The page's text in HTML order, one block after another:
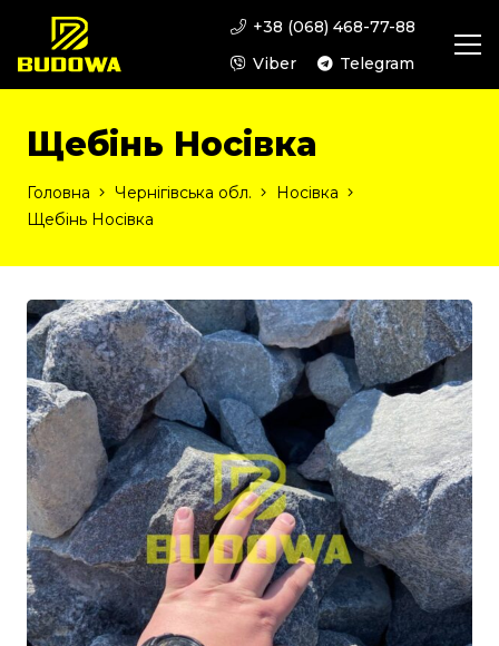
+38 (068) 468-77-88
Viber
Telegram
Щебінь Носівка
Головна Чернігівська обл.
Носівка
Щебінь Носівка